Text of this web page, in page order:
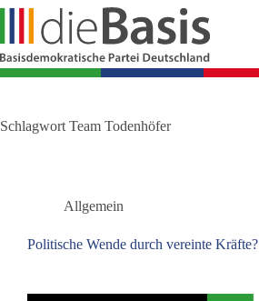
Zum
springen
Schlagwort Team Todenhöfer
Allgemein
Politische Wende durch vereinte Kräfte?